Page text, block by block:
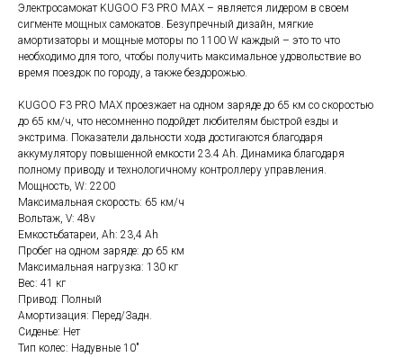
Электросамокат KUGOO F3 PRO MAX – является лидером в своем
сигменте мощных самокатов. Безупречный дизайн, мягкие
амортизаторы и мощные моторы по 1100 W каждый – это то что
необходимо для того, чтобы получить максимальное удовольствие во
время поездок по городу, а также бездорожью.
KUGOO F3 PRO MAX проезжает на одном заряде до 65 км со скоростью
до 65 км/ч, что несомненно подойдет любителям быстрой езды и
экстрима. Показатели дальности хода достигаются благодаря
аккумулятору повышенной емкости 23.4 Ah. Динамика благодаря
полному приводу и технологичному контроллеру управления.
Мощность, W: 2200
Максимальная скорость: 65 км/ч
Вольтаж, V: 48v
Емкостьбатареи, Ah: 23,4 Ah
Пробег на одном заряде: до 65 км
Максимальная нагрузка: 130 кг
Вес: 41 кг
Привод: Полный
Амортизация: Перед/Задн.
Сиденье: Нет
Тип колес: Надувные 10"